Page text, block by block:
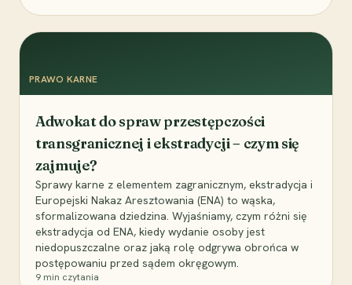
PRAWO KARNE
Adwokat do spraw przestępczości
transgranicznej i ekstradycji – czym się
zajmuje?
Sprawy karne z elementem zagranicznym, ekstradycja i
Europejski Nakaz Aresztowania (ENA) to wąska,
sformalizowana dziedzina. Wyjaśniamy, czym różni się
ekstradycja od ENA, kiedy wydanie osoby jest
niedopuszczalne oraz jaką rolę odgrywa obrońca w
postępowaniu przed sądem okręgowym.
9 min czytania